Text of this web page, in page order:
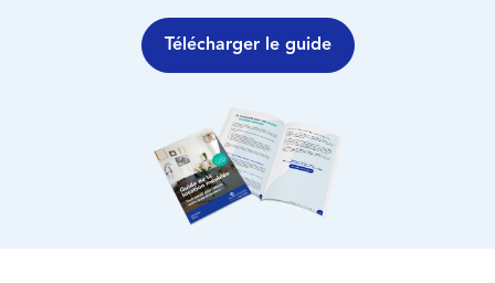
Télécharger le guide